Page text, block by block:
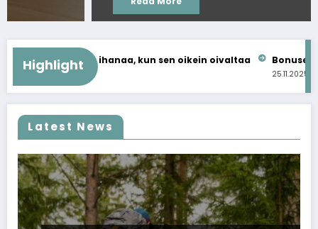
Highlight
voi olla ihanaa, kun sen oikein oivaltaa Bonusetu kertoo
Latest News